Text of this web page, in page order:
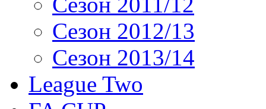
Сезон 2012/13
Сезон 2013/14
League Two